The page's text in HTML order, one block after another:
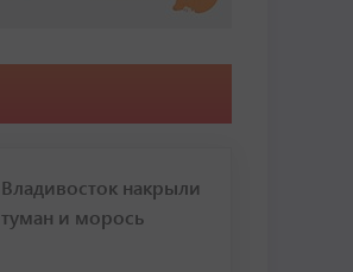
Владивосток накрыли
туман и морось